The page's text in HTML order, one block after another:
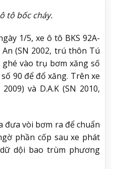
tô bốc cháy.
1/5, xe ô tô BKS 92A-
An (SN 2002, trú thôn Tú
vào trụ bơm xăng số
90 để đổ xăng. Trên xe
và D.A.K (SN 2010,
đưa vòi bơm ra để chuẩn
phần cốp sau xe phát
dội bao trùm phương